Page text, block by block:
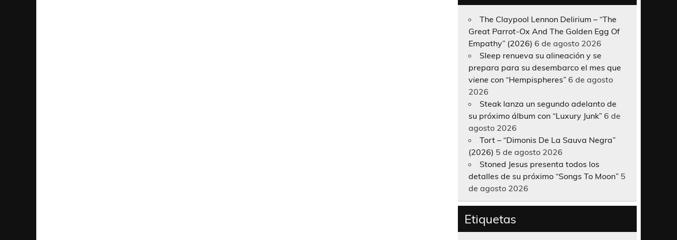
The Claypool Lennon Delirium – “The
Great Parrot-Ox And The Golden Egg Of
Empathy” (2026) 6 de agosto 2026
Sleep renueva su alineación y se
prepara para su desembarco el mes que
viene con “Hempispheres” 6 de agosto
2026
Steak lanza un segundo adelanto de
su próximo álbum con “Luxury Junk” 6 de
agosto 2026
Tort – “Dimonis De La Sauva Negra”
(2026) 5 de agosto 2026
Stoned Jesus presenta todos los
detalles de su próximo “Songs To Moon” 5
de agosto 2026
Etiquetas